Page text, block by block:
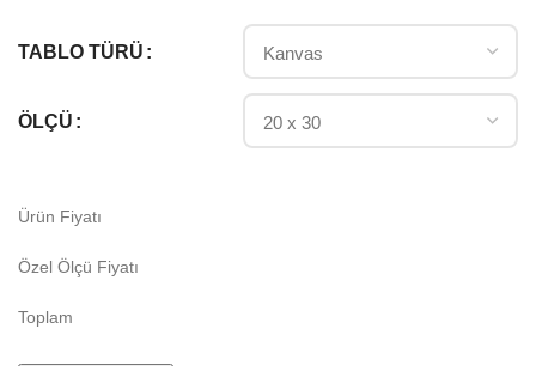
TABLO TÜRÜ
ÖLÇÜ
Ürün Fiyatı
Özel Ölçü Fiyatı
Toplam